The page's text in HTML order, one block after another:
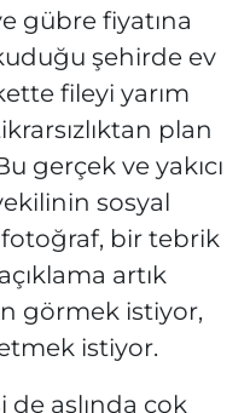
gübre fiyatına
şehirde ev
fileyi yarım
plan
gerçek ve yakıcı
sosyal
fotoğraf, bir tebrik
artık
görmek istiyor,
istiyor.
aslında çok